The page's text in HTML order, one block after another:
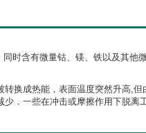
时含有微量钴、镁、铁以及其他
换成热能，表面温度突然升高,
．一些在冲击或摩擦作用下脱离